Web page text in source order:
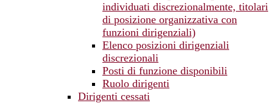
individuati discrezionalmente, titolari
di posizione organizzativa con
funzioni dirigenziali)
Elenco posizioni dirigenziali
discrezionali
Posti di funzione disponibili
Ruolo dirigenti
Dirigenti cessati